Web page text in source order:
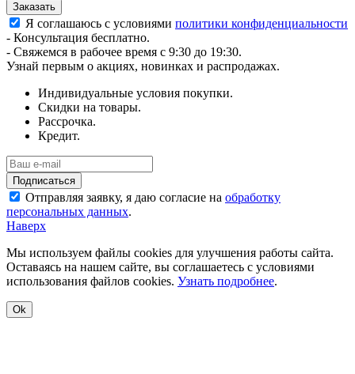
Я соглашаюсь с условиями политики конфиденциальности
- Консультация бесплатно.
- Свяжемся в рабочее время с 9:30 до 19:30.
Узнай первым о акциях, новинках и распродажах.
Индивидуальные условия покупки.
Скидки на товары.
Рассрочка.
Кредит.
Отправляя заявку, я даю согласие на обработку
персональных данных.
Наверх
Мы используем файлы cookies для улучшения работы сайта.
Оставаясь на нашем сайте, вы соглашаетесь с условиями
использования файлов cookies. Узнать подробнее.
Ok